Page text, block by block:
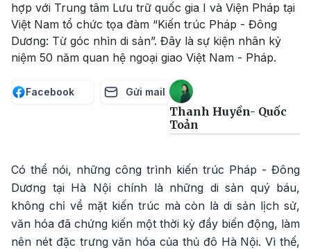
hợp với Trung tâm Lưu trữ quốc gia I và Viện Pháp tại
Việt Nam tổ chức tọa đàm “Kiến trúc Pháp - Đông
Dương: Từ góc nhìn di sản”. Đây là sự kiện nhân kỷ
niệm 50 năm quan hệ ngoại giao Việt Nam - Pháp.
Facebook Gửi mail
Thanh Huyền- Quốc
Toản
Có thể nói, những công trình kiến trúc Pháp - Đông
Dương tại Hà Nội chính là những di sản quý báu,
không chỉ về mặt kiến trúc mà còn là di sản lịch sử,
văn hóa đã chứng kiến một thời kỳ đầy biến động, làm
nên nét đặc trưng văn hóa của thủ đô Hà Nội. Vì thế,